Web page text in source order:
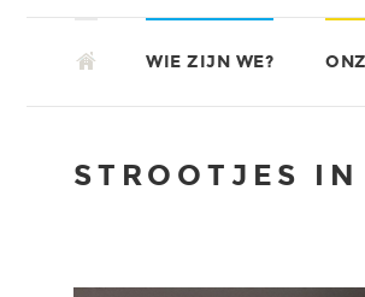
ATD-VIERDEWERELD
TO
CONTENT WIE ZIJN WE?
STROOTJES